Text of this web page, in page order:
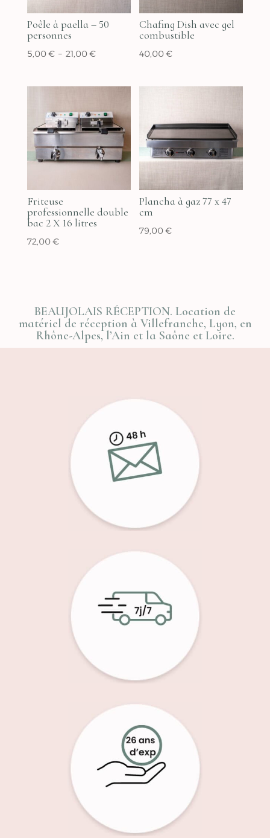
Poêle à paella – 50
personnes
5,00€ – 21,00€Plage
prix :
à
21,00 €
Chafing Dish avec gel
combustible
40,00€
Friteuse
professionnelle double
bac 2 X 16 litres
72,00€
Plancha à gaz 77 x 47
cm
79,00€
BEAUJOLAIS RÉCEPTION. Location de
matériel de réception à Villefranche, Lyon, en
Rhône-Alpes, l’Ain et la Saône et Loire.